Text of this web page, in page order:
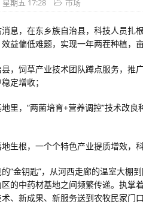
期五 17:28 市场
息，在东乡族自治县，科技人员扎
益偏低难题，实现一年两茬种植，亩
，饲草产业技术团队蹲点服务，推
定增收；
里，“两菌培育+营养调控”技术改
生根，一个个特色产业提质增效，
“金钥匙”，从河西走廊的温室大棚
的中药材基地之间频繁传递。执掌
、新成果、新服务送到农牧民家门口